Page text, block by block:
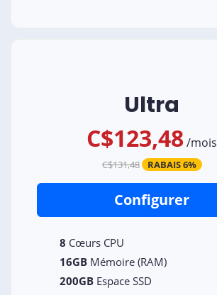
Ultra
C$123,48/mois
C$131,48 RABAIS 6%
Configurer
8 Cœurs CPU
16GB Mémoire (RAM)
200GB Espace SSD